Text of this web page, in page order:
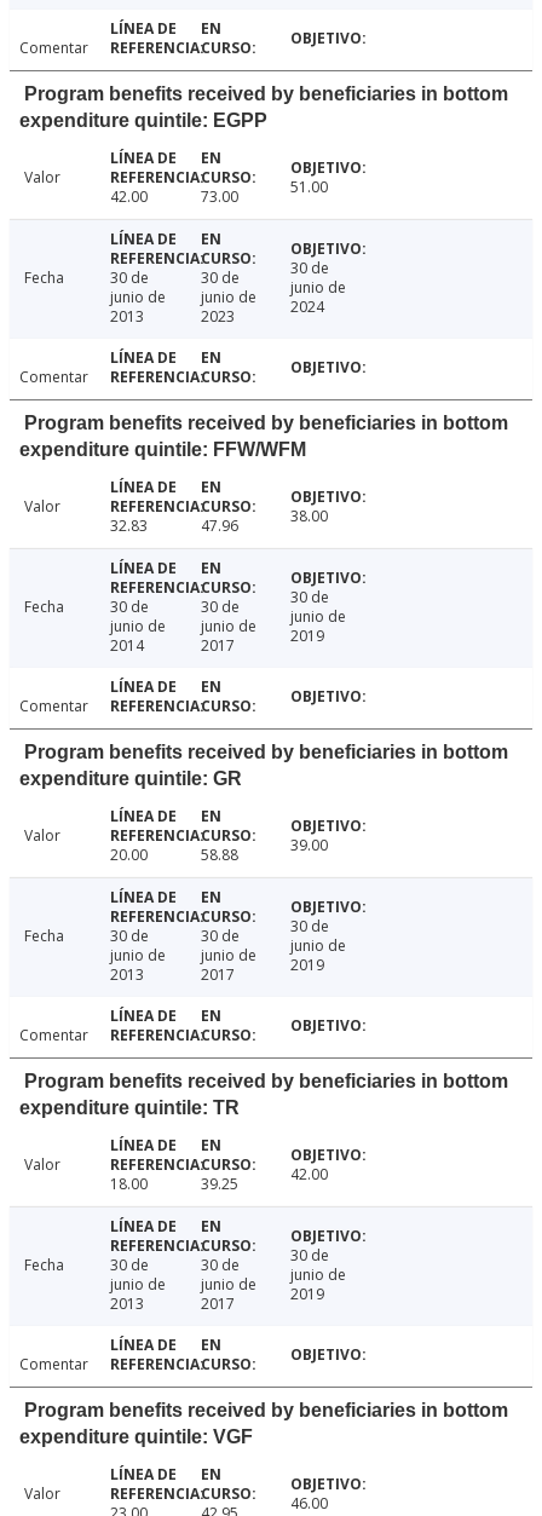
Comentar
Program benefits received by beneficiaries in bottom
expenditure quintile: EGPP
Valor
42.00
73.00 51.00
Fecha
30 de
junio de
2013
30 de
junio de
2023
30 de
junio de
2024
Comentar
Program benefits received by beneficiaries in bottom
expenditure quintile: FFW/WFM
Valor
32.83
47.96 38.00
Fecha
30 de
junio de
2014
30 de
junio de
2017
30 de
junio de
2019
Comentar
Program benefits received by beneficiaries in bottom
expenditure quintile: GR
Valor
20.00
58.88 39.00
Fecha
30 de
junio de
2013
30 de
junio de
2017
30 de
junio de
2019
Comentar
Program benefits received by beneficiaries in bottom
expenditure quintile: TR
Valor
18.00
39.25 42.00
Fecha
30 de
junio de
2013
30 de
junio de
2017
30 de
junio de
2019
Comentar
Program benefits received by beneficiaries in bottom
expenditure quintile: VGF
Valor
46.00